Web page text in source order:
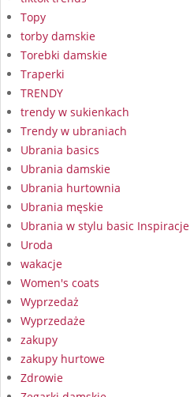
Topy
torby damskie
Torebki damskie
Traperki
TRENDY
trendy w sukienkach
Trendy w ubraniach
Ubrania basics
Ubrania damskie
Ubrania hurtownia
Ubrania męskie
Ubrania w stylu basic Inspiracje
Uroda
wakacje
Women's coats
Wyprzedaż
Wyprzedaże
zakupy
zakupy hurtowe
Zdrowie